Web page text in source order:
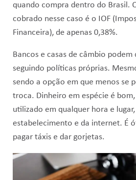
quando compra dentro do Brasil.
cobrado nesse caso é o IOF
Financeira), de apenas 0,38%.
Bancos e casas de câmbio
seguindo políticas próprias.
sendo a opção em que menos se
troca. Dinheiro em espécie é
utilizado em qualquer hora e
estabelecimento e da internet. É
pagar táxis e dar gorjetas.